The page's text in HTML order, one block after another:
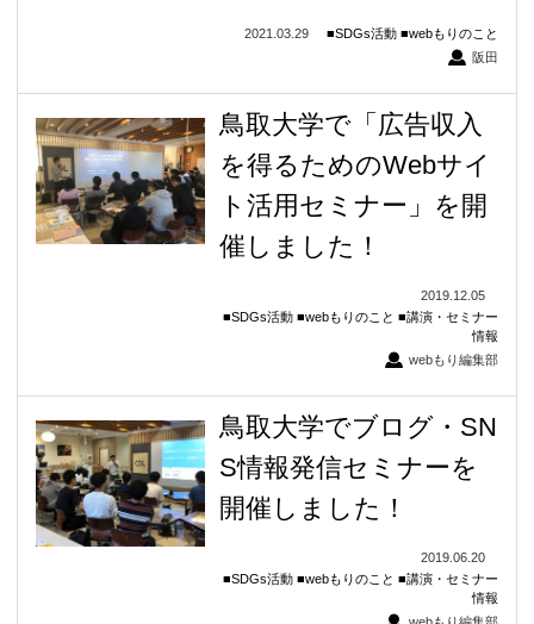
2021.03.29 SDGs活動
webもりのこと
阪田
鳥取大学で「広告収入
を得るためのWebサイ
ト活用セミナー」を開
催しました！
2019.12.05
SDGs活動
webもりのこと
講演・セミナー
情報
webもり編集部
鳥取大学でブログ・SN
S情報発信セミナーを
開催しました！
2019.06.20
SDGs活動
webもりのこと
講演・セミナー
情報